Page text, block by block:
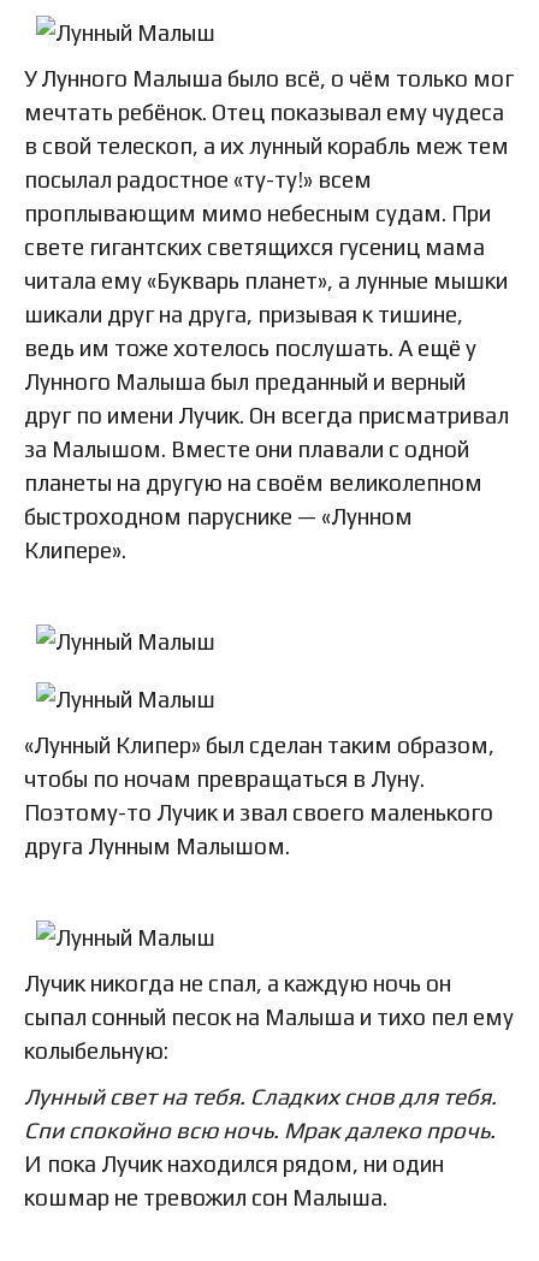
У Лунного Малыша было всё, о чём только мог
мечтать ребёнок. Отец показывал ему чудеса
в свой телескоп, а их лунный корабль меж тем
посылал радостное «ту-ту!» всем
проплывающим мимо небесным судам. При
свете гигантских светящихся гусениц мама
читала ему «Букварь планет», а лунные мышки
шикали друг на друга, призывая к тишине,
ведь им тоже хотелось послушать. А ещё у
Лунного Малыша был преданный и верный
друг по имени Лучик. Он всегда присматривал
за Малышом. Вместе они плавали с одной
планеты на другую на своём великолепном
быстроходном паруснике — «Лунном
Клипере».
«Лунный Клипер» был сделан таким образом,
чтобы по ночам превращаться в Луну.
Поэтому-то Лучик и звал своего маленького
друга Лунным Малышом.
Лучик никогда не спал, а каждую ночь он
сыпал сонный песок на Малыша и тихо пел ему
колыбельную:
Лунный свет на тебя. Сладких снов для тебя.
Спи спокойно всю ночь. Мрак далеко прочь.
И пока Лучик находился рядом, ни один
кошмар не тревожил сон Малыша.